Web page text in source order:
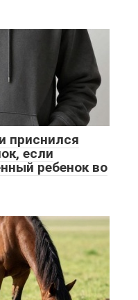
приснился
если
ребенок во